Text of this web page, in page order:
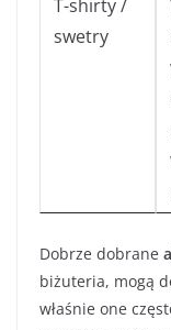
T-shirty /
swetry
Dobrze dobrane
biżuteria, mogą
właśnie one